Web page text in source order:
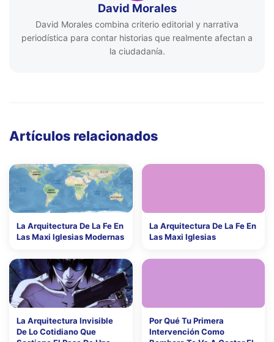
David Morales
David Morales combina criterio editorial y narrativa
periodística para contar historias que realmente afectan a
la ciudadanía.
Artículos relacionados
La Arquitectura De La Fe En
Las Maxi Iglesias Modernas
La Arquitectura De La Fe En
Las Maxi Iglesias
La Arquitectura Invisible
De Lo Cotidiano Que
Por Qué Tu Primera
Intervención Como